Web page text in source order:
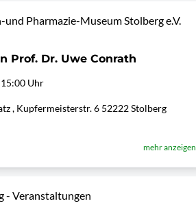
Pharmazie-Museum Stolberg e.V.
Prof. Dr. Uwe Conrath
15:00 Uhr
, Kupfermeisterstr. 6 52222 Stolberg
mehr anzeigen
- Veranstaltungen